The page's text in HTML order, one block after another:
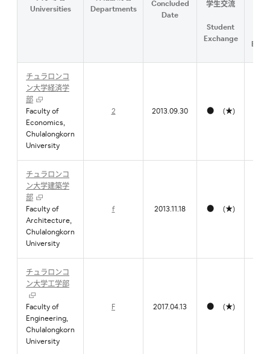
Universities
Departments
Concluded
Date
学生交流
Student
Exchange
チュラロンコ
ン大学経済学
部
Faculty of
Economics,
Chulalongkorn
University
2 2013.09.30 ● (★)
チュラロンコ
ン大学建築学
部
Faculty of
Architecture,
Chulalongkorn
University
f 2013.11.18 ● (★)
チュラロンコ
ン大学工学部
Faculty of
Engineering,
Chulalongkorn
University
F 2017.04.13 ● (★)